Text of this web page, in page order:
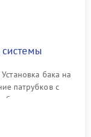
бака на
патрубков с
стыков
протечек воды.